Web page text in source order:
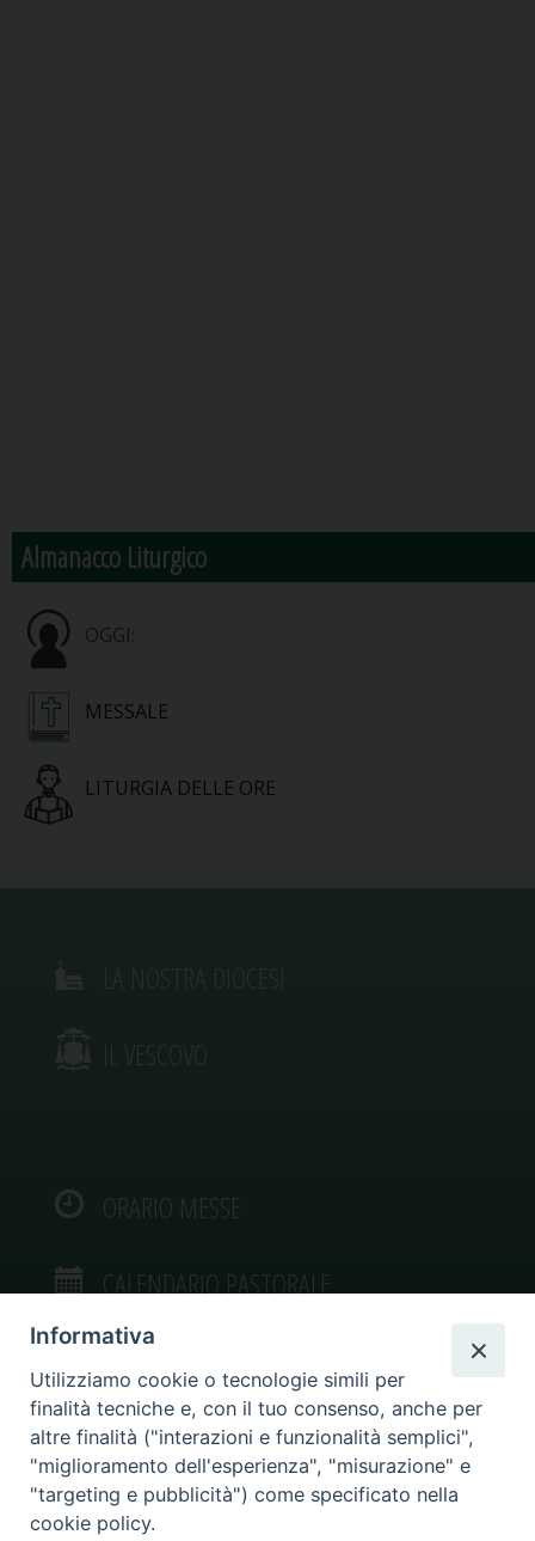
Almanacco Liturgico
OGGI:
MESSALE
LITURGIA DELLE ORE
IL VESCOVO
ORARIO MESSE
CALENDARIO PASTORALE
VIDEOGALLERY
PHOTOGALLERY
Informativa
Utilizziamo cookie o tecnologie simili per
finalità tecniche e, con il tuo consenso, anche per
altre finalità ("interazioni e funzionalità semplici",
"miglioramento dell'esperienza", "misurazione" e
"targeting e pubblicità") come specificato nella
cookie policy.